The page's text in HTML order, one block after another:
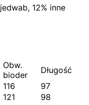
12% inne
Obw.
bioder
Długość
116
97
121
98